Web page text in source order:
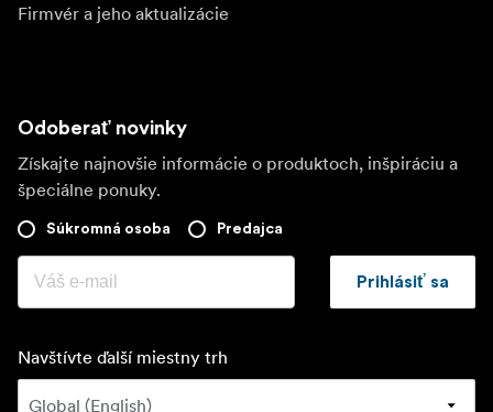
Firmvér a jeho aktualizácie
Odoberať novinky
Získajte najnovšie informácie o produktoch, inšpiráciu a
špeciálne ponuky.
Súkromná osoba Predajca
Prihlásiť sa
Navštívte ďalší miestny trh